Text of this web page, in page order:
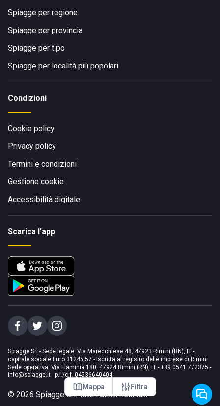
Mappa Filtra
Spiagge per regione
Spiagge per provincia
Spiagge per tipo
Spiagge per località più popolari
Condizioni
Cookie policy
Privacy policy
Termini e condizioni
Gestione cookie
Accessibilità digitale
Scarica l'app
Spiagge Srl - Sede legale: Via Marecchiese 48, 47923 Rimini (RN), IT -
capitale sociale Euro 31245,57 - Iscritta al registro delle imprese di Rimini
Sede operativa: Via Flaminia 180, 47924 Rimini (RN), IT - +39 0541 772375 -
info@spiagge.it - p.i./c.f. 04536640404
© 2026 Spiagge Srl. Tutti i diritti riservati.